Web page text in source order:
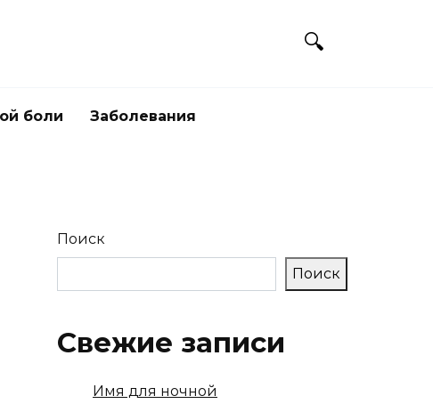
боли Заболевания
Поиск
Поиск
Свежие записи
Имя для ночной